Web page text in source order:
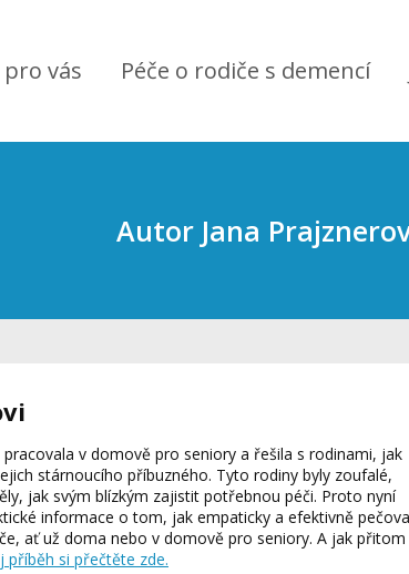
vás Péče o rodiče s demencí
Autor Jana
v domově pro seniory a řešila s rodinami, jak
stárnoucího příbuzného. Tyto rodiny byly zoufalé,
jak svým blízkým zajistit potřebnou péči. Proto nyní
informace o tom, jak empaticky a efektivně
ať už doma nebo v domově pro seniory. A jak přitom
příběh si přečtěte zde.